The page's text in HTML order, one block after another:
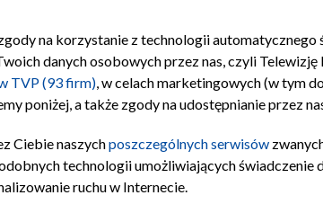
Polityka prywatności Moje zgody
na korzystanie z technologii
danych osobowych przez nas, czyli Telewizję
TVP (93 firm), w celach marketingowych (w tym
poniżej, a także zgody na udostępnianie przez
Ciebie naszychposzczególnych serwisów
technologii umożliwiających świadczenie
ruchu w Internecie.